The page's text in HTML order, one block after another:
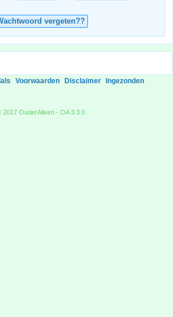
vergeten??
Voorwaarden Disclaimer Ingezonden
2017 OuderAlleen - OA 3.3.0